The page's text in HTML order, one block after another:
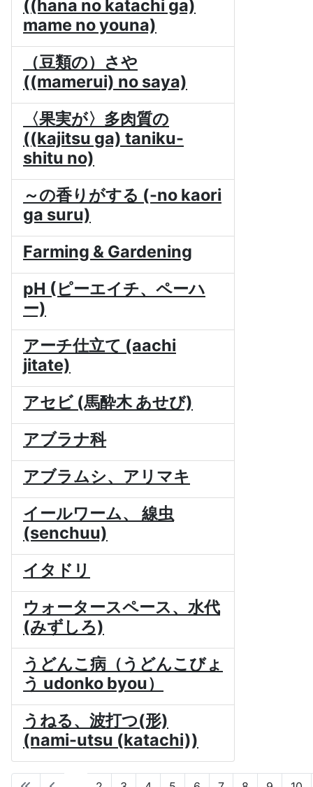
((hana no katachi ga)
mame no youna)
（豆類の）さや
((mamerui) no saya)
〈果実が〉多肉質の
((kajitsu ga) taniku-
shitu no)
～の香りがする (-no kaori
ga suru)
Farming & Gardening
pH (ピーエイチ、ペーハ
ー)
アーチ仕立て (aachi
jitate)
アセビ (馬酔木 あせび)
アブラナ科
アブラムシ、アリマキ
イールワーム、 線虫
(senchuu)
イタドリ
ウォータースペース、水代
(みずしろ)
うどんこ病（うどんこびょ
う udonko byou）
うねる、波打つ(形)
(nami-utsu (katachi))